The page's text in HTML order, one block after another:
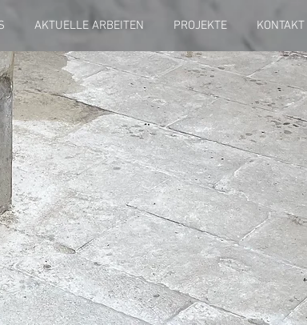
AKTUELLE ARBEITEN PROJEKTE KONTAKT